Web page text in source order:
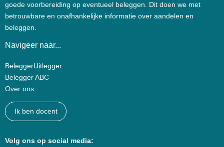
goede voorbereiding op eventueel beleggen. Dit doen we met
betrouwbare en onafhankelijke informatie over aandelen en
beleggen.
Navigeer naar...
BeleggerUitlegger
Belegger ABC
Over ons
Ik ben docent
Volg ons op social media: